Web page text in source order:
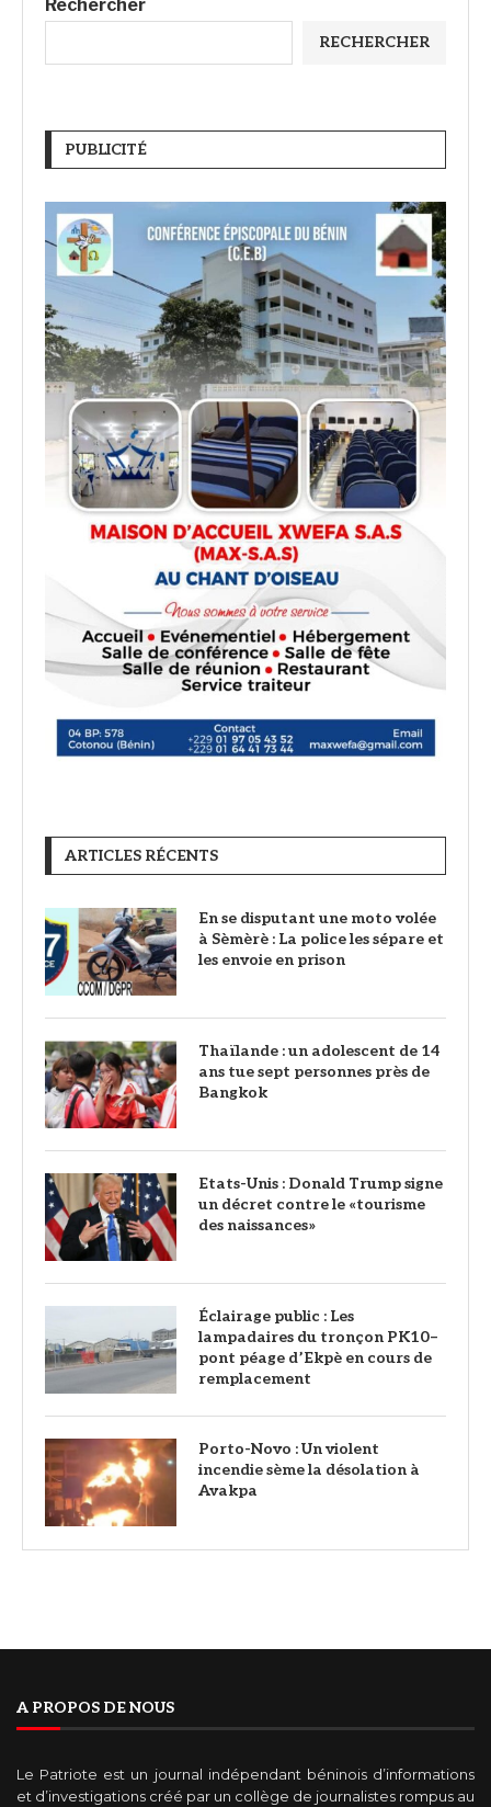
Rechercher
RECHERCHER
PUBLICITÉ
ARTICLES RÉCENTS
En se disputant une moto volée
à Sèmèrè : La police les sépare et
les envoie en prison
Thaïlande : un adolescent de 14
ans tue sept personnes près de
Bangkok
Etats-Unis : Donald Trump signe
un décret contre le «tourisme
des naissances»
‎Éclairage public : Les
lampadaires du tronçon PK10–
pont péage d’Ekpè en cours de
remplacement
Porto-Novo : Un violent
incendie sème la désolation à
Avakpa
A PROPOS DE NOUS
Le Patriote est un journal indépendant béninois d’informations
et d’investigations créé par un collège de journalistes rompus au